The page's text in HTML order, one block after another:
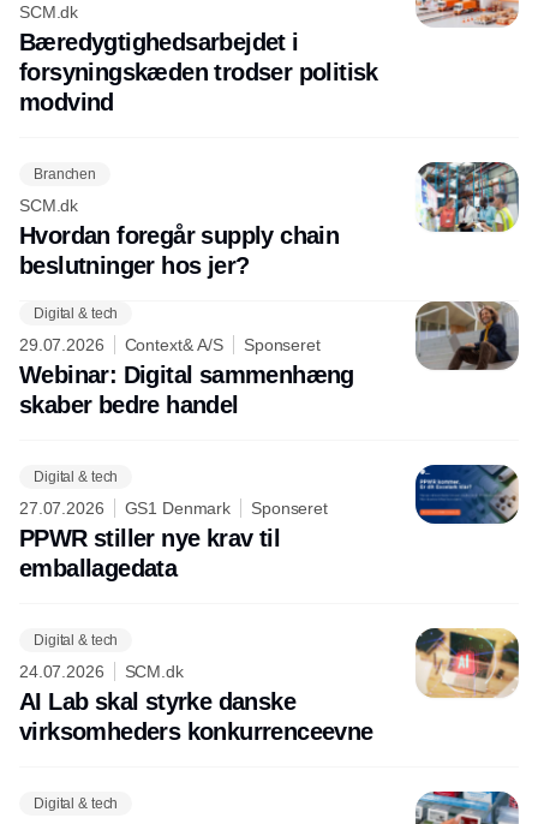
SCM.dk
Bæredygtighedsarbejdet i
forsyningskæden trodser politisk
modvind
Branchen
SCM.dk
Hvordan foregår supply chain
beslutninger hos jer?
Digital & tech
29.07.2026 Context& A/S Sponseret
Webinar: Digital sammenhæng
skaber bedre handel
Digital & tech
27.07.2026 GS1 Denmark Sponseret
PPWR stiller nye krav til
emballagedata
Digital & tech
24.07.2026 SCM.dk
AI Lab skal styrke danske
virksomheders konkurrenceevne
Digital & tech